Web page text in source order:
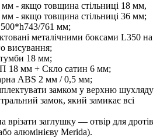
мм - якщо товщина стільниці 18 мм,
мм - якщо товщина стільниці 36 мм;
761 мм;
металічними боксами L350 на
висування;
18 мм;
18 мм + Скло сатин 6 мм;
ABS 2 мм / 0,5 мм;
замком у верхню шухляду
замок, який замикає всі
заглушку — отвір для дротів
алюмінієву Merida).